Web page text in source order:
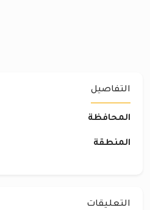
التفاصيل
المحافظة
المنطقة
التعليقات